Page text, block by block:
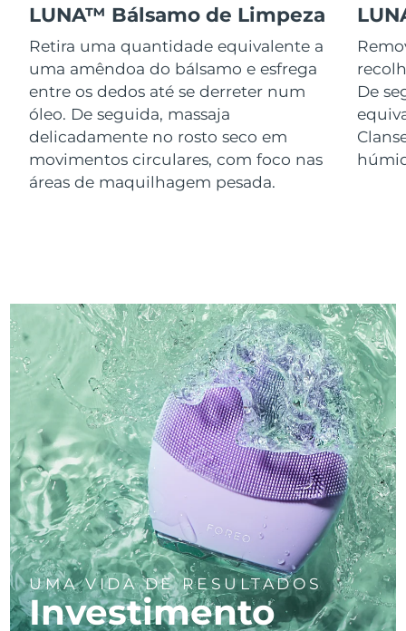
LUNA™ Bálsamo de Limpeza
Retira uma quantidade equivalente a
uma amêndoa do bálsamo e esfrega
entre os dedos até se derreter num
óleo. De seguida, massaja
delicadamente no rosto seco em
movimentos circulares, com foco nas
áreas de maquilhagem pesada.
De
UMA VIDA DE RESULTADOS
Investimento